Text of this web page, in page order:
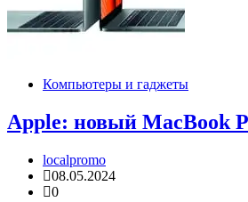
Компьютеры и гаджеты
Apple: новый MacBook
localpromo
08.05.2024
0